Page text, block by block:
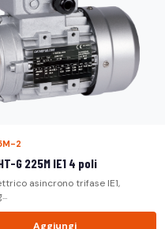
2
G 225M IE1 4 poli
asincrono trifase IE1,
Aggiungi